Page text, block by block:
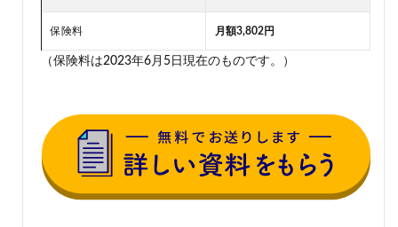
保険料 月額3,802円
（保険料は2023年6月5日現在のものです。）